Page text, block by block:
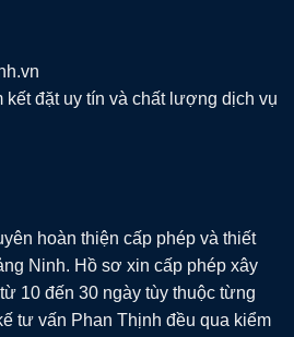
kết đặt uy tín và chất lượng dịch vụ
hoàn thiện cấp phép và thiết
Ninh. Hồ sơ xin cấp phép xây
10 đến 30 ngày tùy thuộc từng
tư vấn Phan Thịnh đều qua kiểm